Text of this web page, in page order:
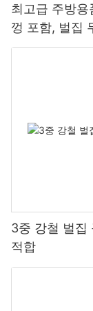
최고급 주방
껑 포함, 벌집
3중 강철 벌집
적합